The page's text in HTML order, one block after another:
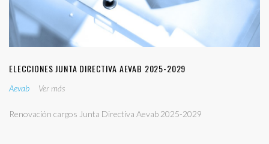
ELECCIONES JUNTA DIRECTIVA AEVAB 2025-2029
Aevab Ver más
Renovación cargos Junta Directiva Aevab 2025-2029